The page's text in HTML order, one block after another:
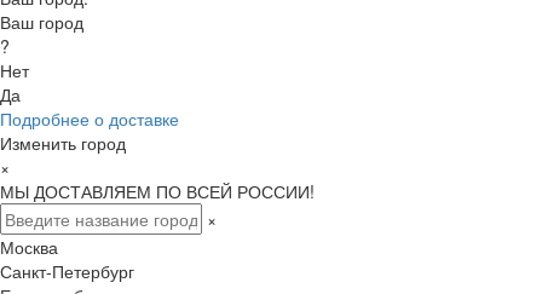
Ваш город
?
Нет
Да
Подробнее о доставке
Изменить город
×
МЫ ДОСТАВЛЯЕМ ПО ВСЕЙ РОССИИ!
×
Москва
Санкт-Петербург